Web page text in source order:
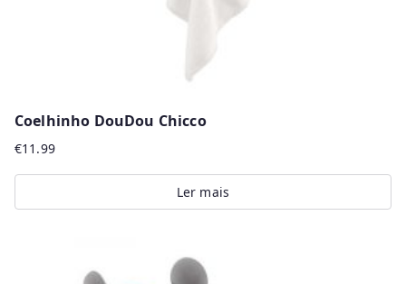
Coelhinho DouDou Chicco
€11.99
Ler mais